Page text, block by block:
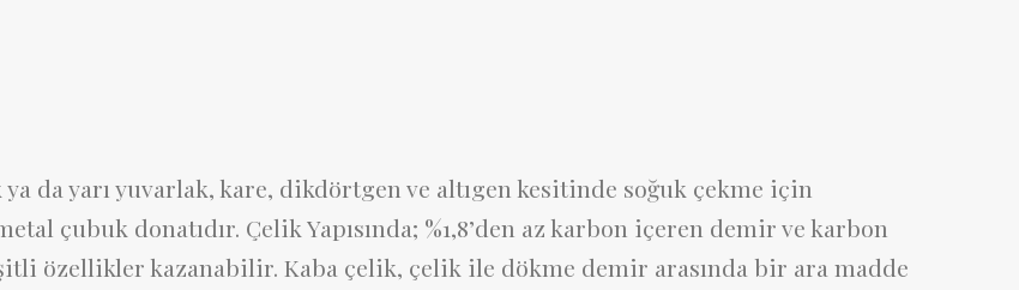
ya da yarı yuvarlak, kare, dikdörtgen ve altıgen kesitinde soğuk çekme için
çubuk donatıdır. Çelik Yapısında; %1,8’den az karbon içeren demir ve karbon
özellikler kazanabilir. Kaba çelik, çelik ile dökme demir arasında bir ara madde